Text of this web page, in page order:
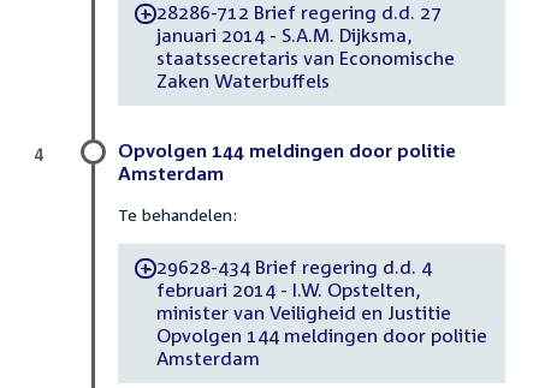
-28286-712 Brief regering d.d. 27
januari 2014 - S.A.M. Dijksma,
staatssecretaris van Economische
Zaken Waterbuffels
Opvolgen 144 meldingen door politie
Amsterdam
Te behandelen:
-29628-434 Brief regering d.d. 4
februari 2014 - I.W. Opstelten,
minister van Veiligheid en Justitie
Opvolgen 144 meldingen door politie
Amsterdam
4